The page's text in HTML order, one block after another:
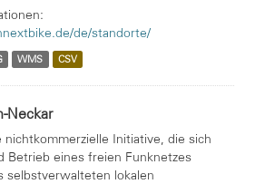
de/standorte/
WMS CSV
Neckar
nichtkommerzielle Initiative, die sich
Betrieb eines freien Funknetzes
selbstverwalteten lokalen